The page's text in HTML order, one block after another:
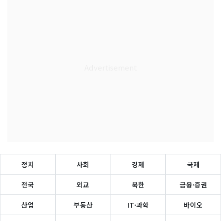
정치 사회 경제 국제
전국 외교 북한 금융·증권
산업 부동산 IT·과학 바이오